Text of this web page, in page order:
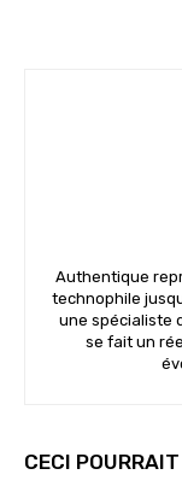
Authentique
technophile
une spécialiste
se fait un
CECI